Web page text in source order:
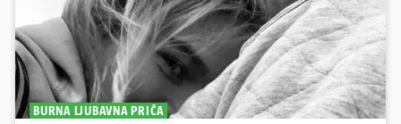
BURNA LJUBAVNA PRIČA